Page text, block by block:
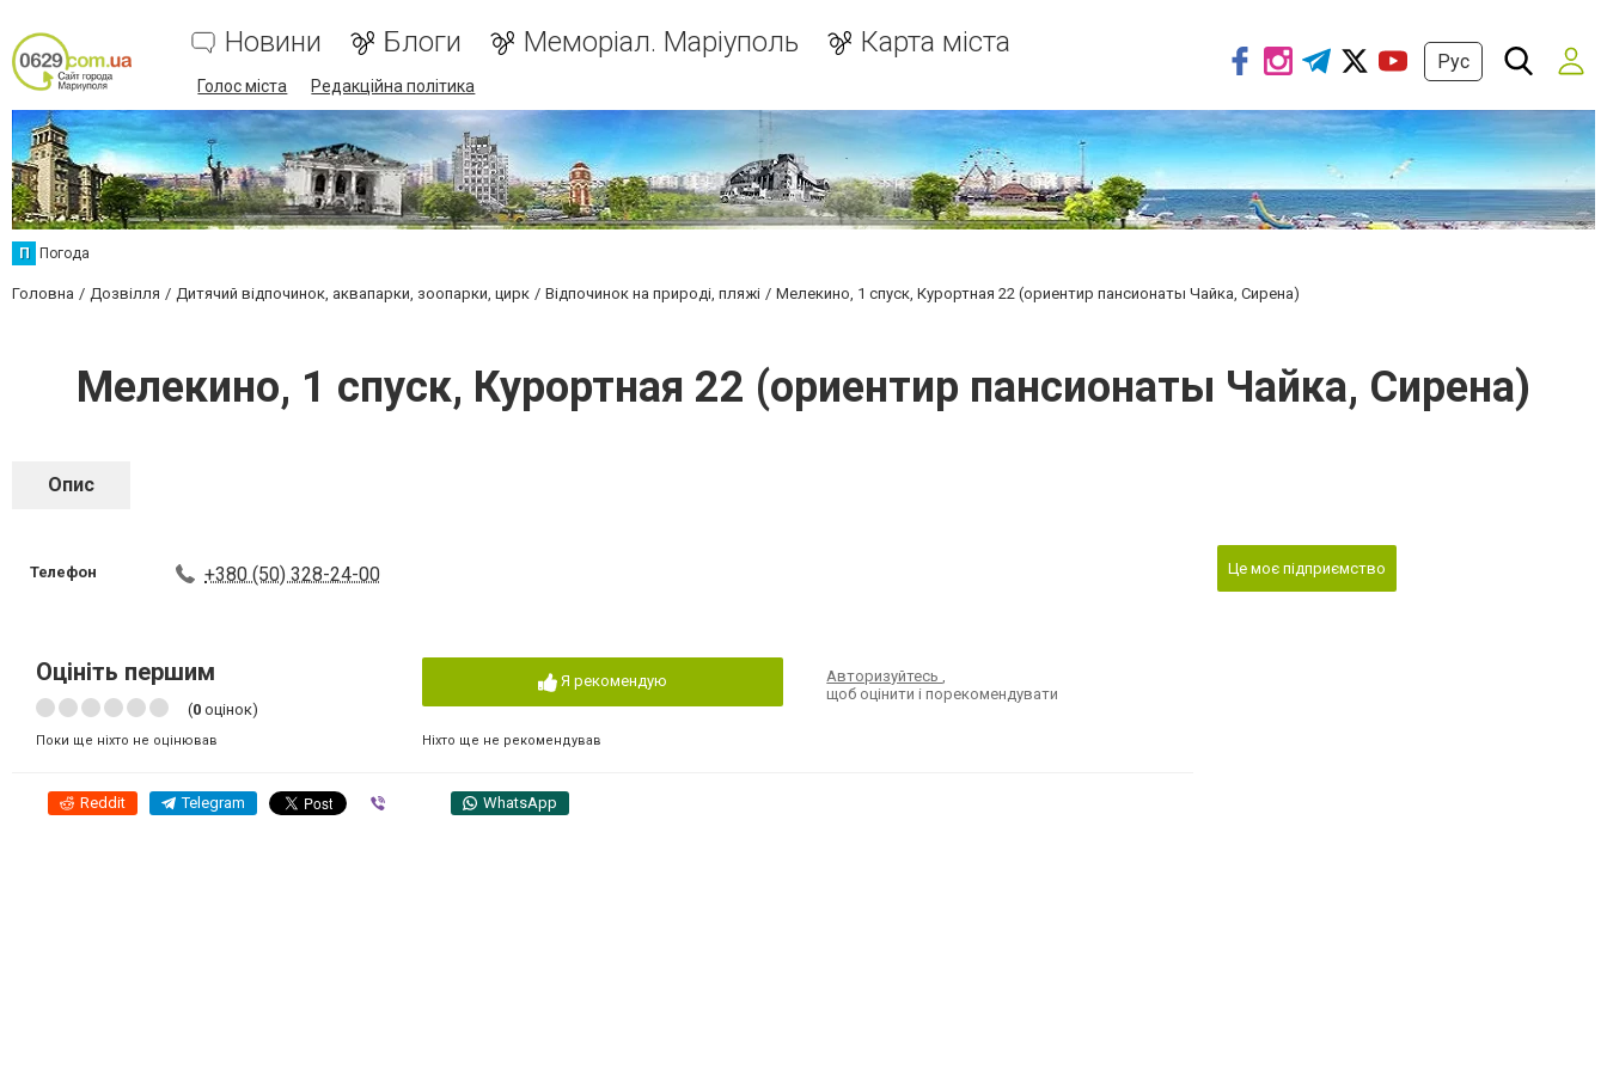
Новини Блоги Меморіал. Маріуполь Карта міста
Голос міста Редакційна політика
Рус
П Погода
Головна Дозвілля Дитячий відпочинок, аквапарки, зоопарки, цирк Відпочинок на природі, пляжі Мелекино, 1 спуск, Курортная 22 (ориентир пансионаты Чайка, Сирена)
Мелекино, 1 спуск, Курортная 22 (ориентир пансионаты Чайка, Сирена)
Опис
Телефон +380 (50) 328-24-00
Оцініть першим
(0 оцінок)
Поки ще ніхто не оцінював
Я рекомендую
Ніхто ще не рекомендував
Авторизуйтесь,
щоб оцінити і порекомендувати
Reddit Telegram WhatsApp
Це моє підприємство